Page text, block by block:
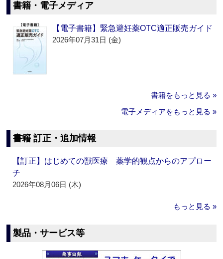
書籍・電子メディア
【電子書籍】緊急避妊薬OTC適正販売ガイド
2026年07月31日 (金)
書籍をもっと見る »
電子メディアをもっと見る »
書籍 訂正・追加情報
【訂正】はじめての獣医療 薬学的観点からのアプロー
チ
2026年08月06日 (木)
もっと見る »
製品・サービス等